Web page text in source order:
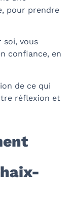
pour prendre
soi, vous
confiance, en
de ce qui
réflexion et